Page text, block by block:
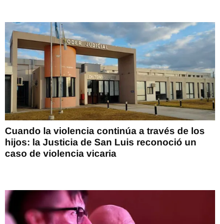
Cuando la violencia continúa a través de los
hijos: la Justicia de San Luis reconoció un
caso de violencia vicaria